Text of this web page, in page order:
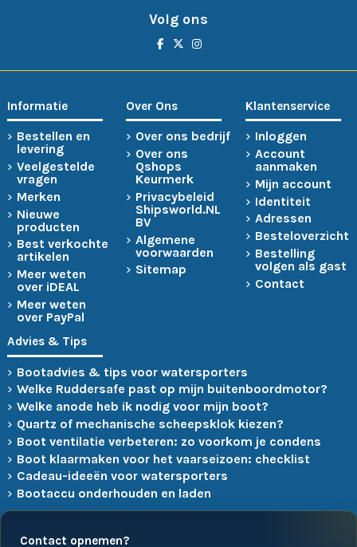
Volg ons
Informatie
Bestellen en
levering
Veelgestelde
vragen
Merken
Nieuwe
producten
Best verkochte
artikelen
Meer weten
over iDEAL
Meer weten
over PayPal
Over Ons
Over ons bedrijf
Over ons
Qshops
Keurmerk
Privacybeleid
Shipsworld.NL
BV
Algemene
voorwaarden
Sitemap
Klantenservice
Inloggen
Account
aanmaken
Mijn account
Identiteit
Adressen
Besteloverzicht
Bestelling
volgen als gast
Contact
Advies & Tips
Bootadvies & tips voor watersporters
Welke Ruddersafe past op mijn buitenboordmotor?
Welke anode heb ik nodig voor mijn boot?
Quartz of mechanische scheepsklok kiezen?
Boot ventilatie verbeteren: zo voorkom je condens
Boot klaarmaken voor het vaarseizoen: checklist
Cadeau-ideeën voor watersporters
Bootaccu onderhouden en laden
Contact opnemen?